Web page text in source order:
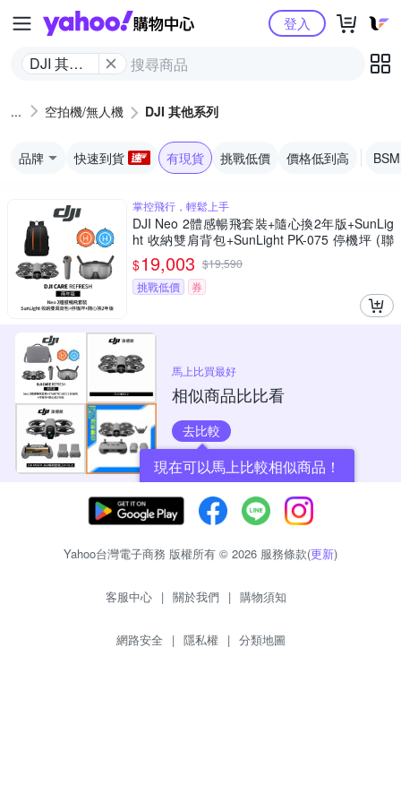
Yahoo購物中心
DJI 其他
登入
空拍機/無人機 DJI 其他系列
品牌 快速到貨 有現貨 挑戰低價 價格低到高
掌控飛行，輕鬆上手
DJI Neo 2體感暢飛套裝+隨心換2年版+SunLig
ht 收納雙肩背包+SunLight PK-075 停機坪 (聯
強公司貨)
$19,003 $19,590
挑戰低價
券
馬上比買最好
相似商品比比看
去比較
現在可以馬上比較相似商品！
Yahoo台灣電子商務 版權所有 © 2026 服務條款(更新)
客服中心 | 關於我們 | 購物須知
網路安全 | 隱私權 | 分類地圖